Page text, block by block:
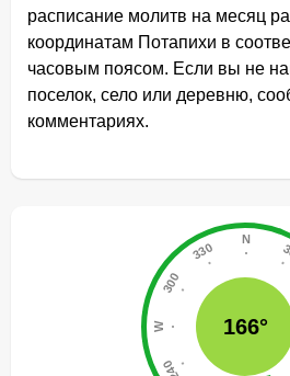
расписание молитв на месяц
координатам Потапихи в
часовым поясом. Если вы не
поселок, село или деревню,
комментариях.
166°